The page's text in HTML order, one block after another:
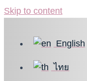
Skip to content
English
ไทย